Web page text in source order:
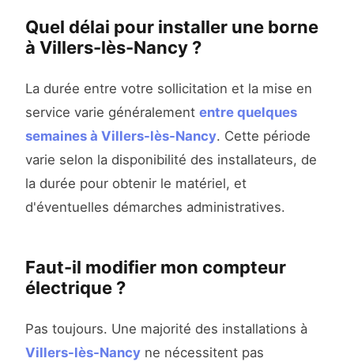
Quel délai pour installer une borne
à Villers-lès-Nancy ?
La durée entre votre sollicitation et la mise en
service varie généralement entre quelques
semaines à Villers-lès-Nancy. Cette période
varie selon la disponibilité des installateurs, de
la durée pour obtenir le matériel, et
d'éventuelles démarches administratives.
Faut-il modifier mon compteur
électrique ?
Pas toujours. Une majorité des installations à
Villers-lès-Nancy ne nécessitent pas